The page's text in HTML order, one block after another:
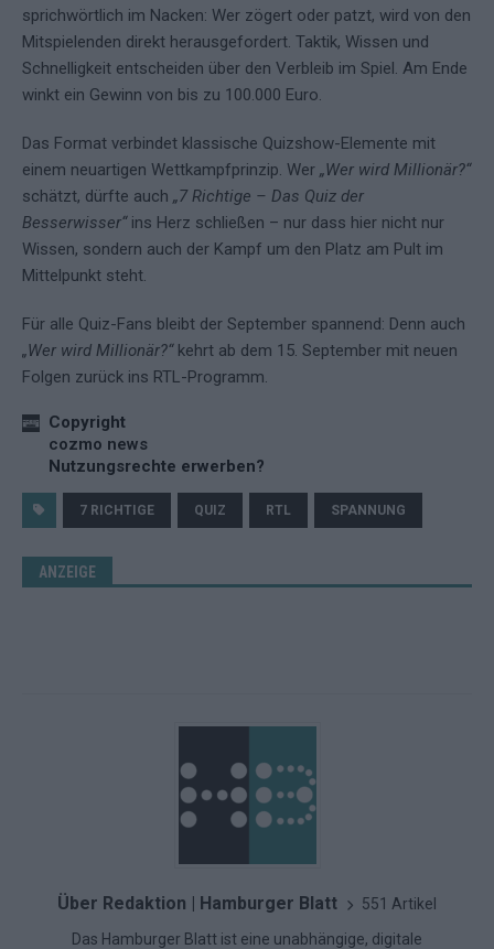
sprichwörtlich im Nacken: Wer zögert oder patzt, wird von den
Mitspielenden direkt herausgefordert. Taktik, Wissen und
Schnelligkeit entscheiden über den Verbleib im Spiel. Am Ende
winkt ein Gewinn von bis zu 100.000 Euro.
Das Format verbindet klassische Quizshow-Elemente mit
einem neuartigen Wettkampfprinzip. Wer „Wer wird Millionär?“
schätzt, dürfte auch „7 Richtige – Das Quiz der
Besserwisser“ins Herz schließen – nur dass hier nicht nur
Wissen, sondern auch der Kampf um den Platz am Pult im
Mittelpunkt steht.
Für alle Quiz-Fans bleibt der September spannend: Denn auch
„Wer wird Millionär?“kehrt ab dem 15. September mit neuen
Folgen zurück ins RTL-Programm.
Copyright
cozmo news
Nutzungsrechte erwerben?
7 RICHTIGE QUIZ RTL SPANNUNG
ANZEIGE
Über Redaktion | Hamburger Blatt 551 Artikel
Das Hamburger Blatt ist eine unabhängige, digitale